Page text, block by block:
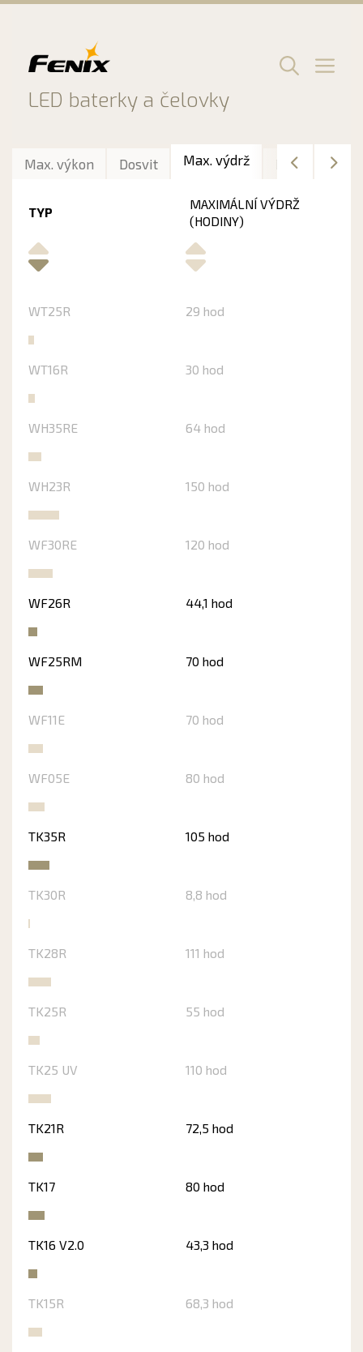
LED baterky a čelovky
Menu
Max. výkon Dosvit Max. výdrž Délka
TYP
MAXIMÁLNÍ VÝDRŽ
(HODINY)
WT25R 29 hod
WT16R 30 hod
WH35RE 64 hod
WH23R 150 hod
WF30RE 120 hod
WF26R 44,1 hod
WF25RM 70 hod
WF11E 70 hod
WF05E 80 hod
TK35R 105 hod
TK30R 8,8 hod
TK28R 111 hod
TK25R 55 hod
TK25 UV 110 hod
TK21R 72,5 hod
TK17 80 hod
TK16 V2.0 43,3 hod
TK15R 68,3 hod